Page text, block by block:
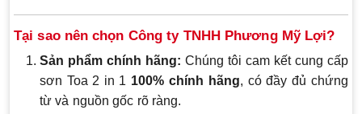
Tại sao nên chọn Công ty TNHH Phương Mỹ Lợi?
Sản phẩm chính hãng: Chúng tôi cam kết cung cấp
sơn Toa 2 in 1 100% chính hãng, có đầy đủ chứng
từ và nguồn gốc rõ ràng.